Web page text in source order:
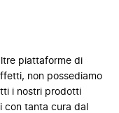
piattaforme di
non possediamo
i nostri prodotti
con tanta cura dal